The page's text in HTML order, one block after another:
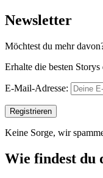
Newsletter
Möchtest du mehr
Erhalte die besten
E-Mail-Adresse:
Keine Sorge, wir
Wie findest du